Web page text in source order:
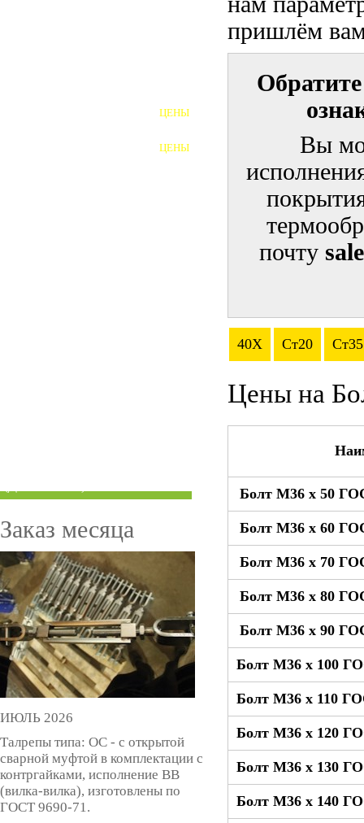
пришлём
Вы
почту
40Х Ст20 Ст35
Цены на
Болт М36 x 50
Болт М36 x 60
Болт М36 x 70
Болт М36 x 80
Болт М36 x 90
Болт М36 x 100
Болт М36 x 110
Болт М36 x 120
Болт М36 x 130
Болт М36 x 140
ЦЕНЫ
ЦЕНЫ
Заказ месяца
ИЮЛЬ 2026
Талрепы типа: ОС - с открытой
сварной муфтой в комплектации с
контргайками, исполнение ВВ
(вилка-вилка), изготовлены по
ГОСТ 9690-71.